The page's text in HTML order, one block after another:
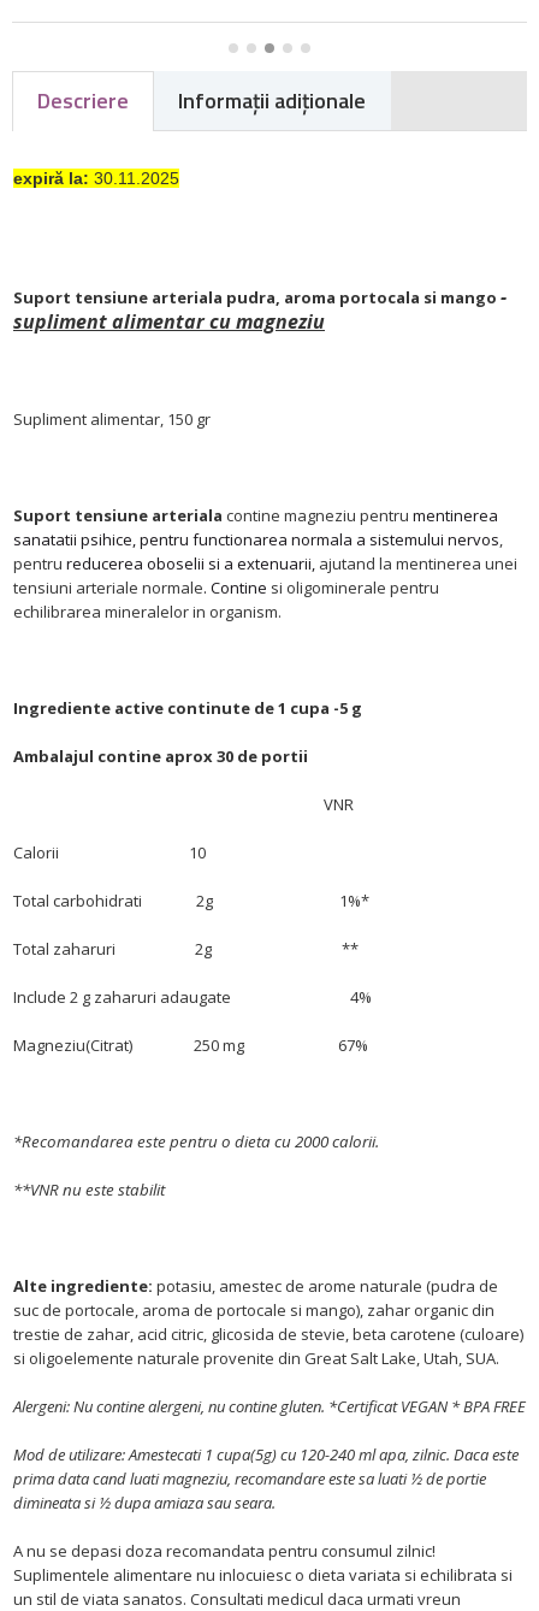
Descriere Informaţii adiţionale
expiră la: 30.11.2025
Suport tensiune arteriala pudra, aroma portocala si mango -
supliment alimentar cu magneziu
Supliment alimentar, 150 gr
Suport tensiune arteriala contine magneziu pentru mentinerea
sanatatii psihice, pentru functionarea normala a sistemului nervos,
pentru reducerea oboselii si a extenuarii, ajutand la mentinerea unei
tensiuni arteriale normale. Contine si oligominerale pentru
echilibrarea mineralelor in organism.
Ingrediente active continute de 1 cupa -5 g
Ambalajul contine aprox 30 de portii
VNR
Calorii 10
Total carbohidrati 2g 1%*
Total zaharuri 2g **
Include 2 g zaharuri adaugate 4%
Magneziu(Citrat) 250 mg 67%
*Recomandarea este pentru o dieta cu 2000 calorii.
**VNR nu este stabilit
Alte ingrediente: potasiu, amestec de arome naturale (pudra de
suc de portocale, aroma de portocale si mango), zahar organic din
trestie de zahar, acid citric, glicosida de stevie, beta carotene (culoare)
si oligoelemente naturale provenite din Great Salt Lake, Utah, SUA.
Alergeni: Nu contine alergeni, nu contine gluten. *Certificat VEGAN * BPA FREE
Mod de utilizare: Amestecati 1 cupa(5g) cu 120-240 ml apa, zilnic. Daca este
prima data cand luati magneziu, recomandare este sa luati ½ de portie
dimineata si ½ dupa amiaza sau seara.
A nu se depasi doza recomandata pentru consumul zilnic!
Suplimentele alimentare nu inlocuiesc o dieta variata si echilibrata si
un stil de viata sanatos. Consultati medicul daca urmati vreun